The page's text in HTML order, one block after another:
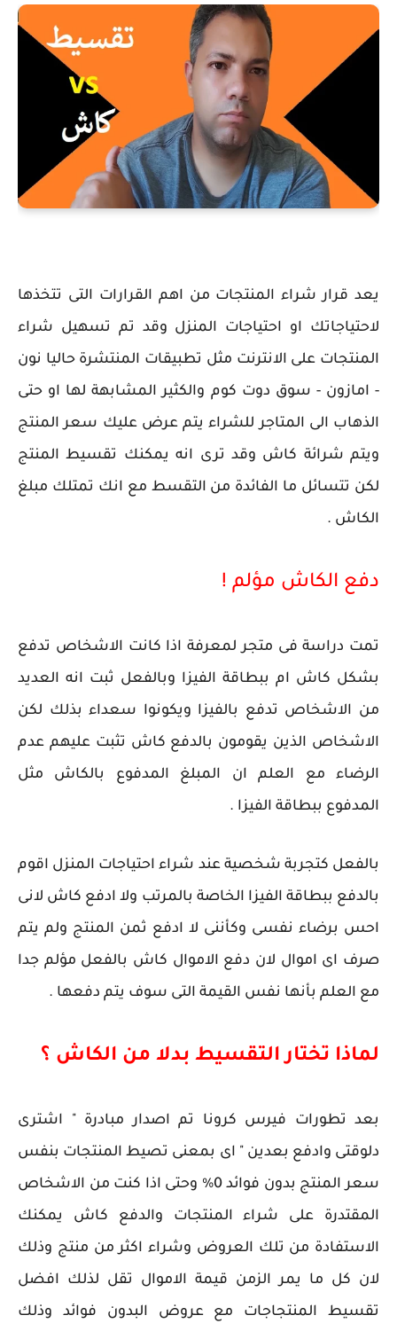
يعد قرار شراء المنتجات من اهم القرارات التى تتخذها
لاحتياجاتك او احتياجات المنزل وقد تم تسهيل شراء
المنتجات على الانترنت مثل تطبيقات المنتشرة حاليا نون
- امازون - سوق دوت كوم والكثير المشابهة لها او حتى
الذهاب الى المتاجر للشراء يتم عرض عليك سعر المنتج
ويتم شرائة كاش وقد ترى انه يمكنك تقسيط المنتج
لكن تتسائل ما الفائدة من التقسط مع انك تمتلك مبلغ
الكاش .
دفع الكاش مؤلم !
تمت دراسة فى متجر لمعرفة اذا كانت الاشخاص تدفع
بشكل كاش ام ببطاقة الفيزا وبالفعل ثبت انه العديد
من الاشخاص تدفع بالفيزا ويكونوا سعداء بذلك لكن
الاشخاص الذين يقومون بالدفع كاش تثبت عليهم عدم
الرضاء مع العلم ان المبلغ المدفوع بالكاش مثل
المدفوع ببطاقة الفيزا .
بالفعل كتجربة شخصية عند شراء احتياجات المنزل اقوم
بالدفع ببطاقة الفيزا الخاصة بالمرتب ولا ادفع كاش لانى
احس برضاء نفسى وكأننى لا ادفع ثمن المنتج ولم يتم
صرف اى اموال لان دفع الاموال كاش بالفعل مؤلم جدا
مع العلم بأنها نفس القيمة التى سوف يتم دفعها .
لماذا تختار التقسيط بدلا من الكاش ؟
بعد تطورات فيرس كرونا تم اصدار مبادرة " اشترى
دلوقتى وادفع بعدين " اى بمعنى تصيط المنتجات بنفس
سعر المنتج بدون فوائد 0% وحتى اذا كنت من الاشخاص
المقتدرة على شراء المنتجات والدفع كاش يمكنك
الاستفادة من تلك العروض وشراء اكثر من منتج وذلك
لان كل ما يمر الزمن قيمة الاموال تقل لذلك افضل
تقسيط المنتجاجات مع عروض البدون فوائد وذلك